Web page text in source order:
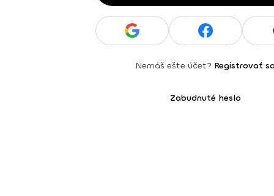
Nemáš ešte účet? Registrovať
Zabudnuté heslo